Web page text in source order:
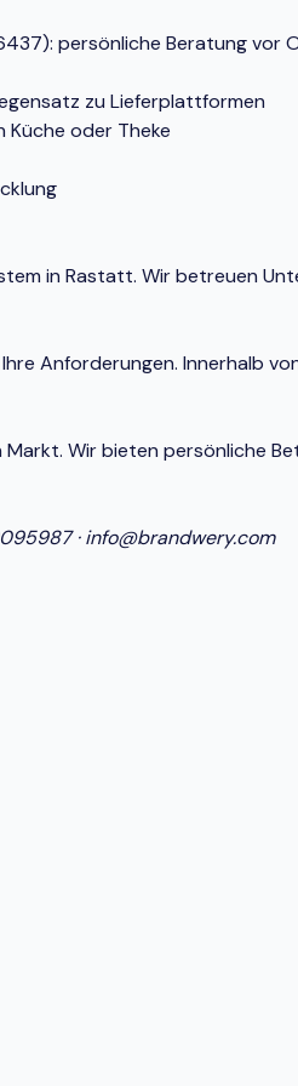
persönliche Beratung vor
zu Lieferplattformen
Küche oder Theke
in Rastatt. Wir betreuen
Anforderungen. Innerhalb
Wir bieten persönliche
·info@brandwery.com